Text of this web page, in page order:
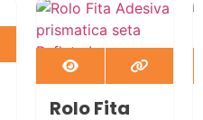
no Pix
Economize
R$1,00no
Pix
Rolo Fita